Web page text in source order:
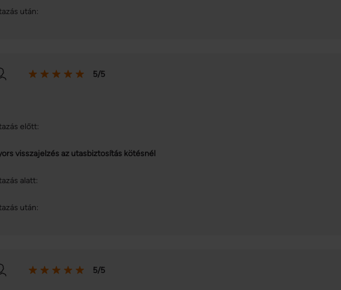
után:
5/5
előtt:
visszajelzés az utasbiztosítás kötésnél
alatt:
után:
5/5